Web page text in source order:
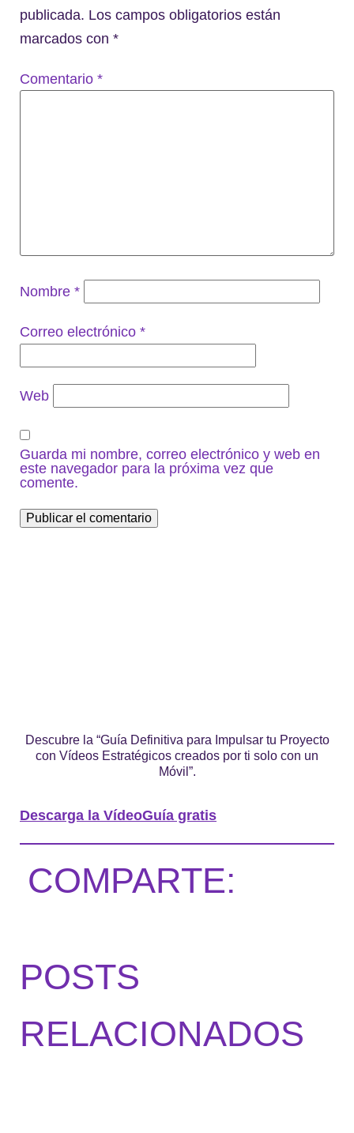
publicada. Los campos obligatorios están
marcados con *
Comentario *
Nombre *
Correo electrónico *
Web
Guarda mi nombre, correo electrónico y web en
este navegador para la próxima vez que
comente.
Descubre la “Guía Definitiva para Impulsar tu Proyecto
con Vídeos Estratégicos creados por ti solo con un
Móvil”.
Descarga la VídeoGuía gratis
COMPARTE:
POSTS
RELACIONADOS